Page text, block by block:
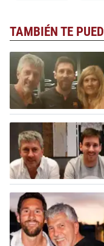
TAMBIÉN TE